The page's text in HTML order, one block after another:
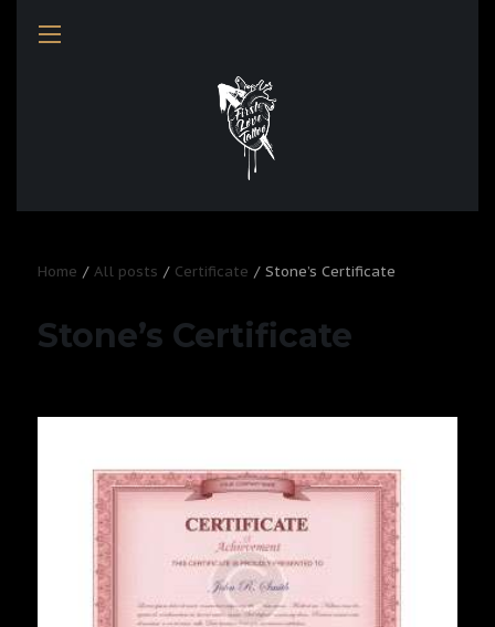
Home All posts Certificate Stone’s Certificate
Stone’s Certificate